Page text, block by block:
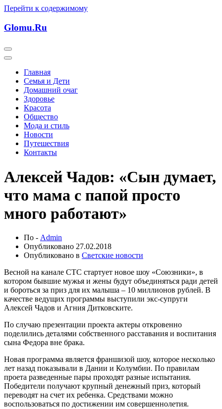
Перейти к содержимому
Glomu.Ru
Главная
Семья и Дети
Домашний очаг
Здоровье
Красота
Общество
Мода и стиль
Новости
Путешествия
Контакты
Алексей Чадов: «Сын думает,
что мама с папой просто
много работают»
По - Admin
Опубликовано 27.02.2018
Опубликовано в Светские новости
Весной на канале СТС стартует новое шоу «Союзники», в
котором бывшие мужья и жены будут объединяться ради детей
и бороться за приз для их малыша – 10 миллионов рублей. В
качестве ведущих программы выступили экс-супруги
Алексей Чадов и Агния Дитковските.
По случаю презентации проекта актеры откровенно
поделились деталями собственного расставания и воспитания
сына Федора вне брака.
Новая программа является франшизой шоу, которое несколько
лет назад показывали в Дании и Колумбии. По правилам
проета разведенные пары проходят разные испытания.
Победители получают крупный денежный приз, который
переводят на счет их ребенка. Средствами можно
воспользоваться по достижении им совершеннолетия.